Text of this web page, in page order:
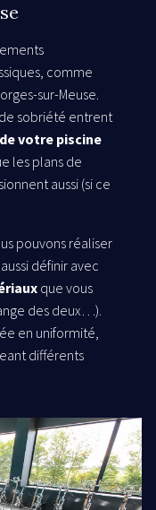
comme
sur-Meuse.
sobriété entrent
votre piscine
les plans de
aussi (si ce
pouvons réaliser
définir avec
que vous
des deux…).
en uniformité,
différents